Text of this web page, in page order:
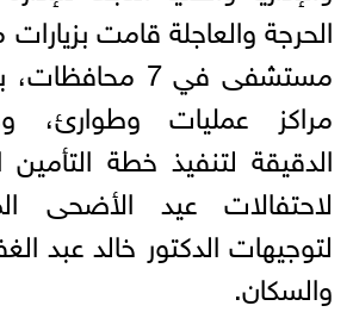
مراكز عمليات وطوارئ،
الدقيقة لتنفيذ خطة
لاحتفالات عيد الأضحى
لتوجيهات الدكتور خالد عبد
والسكان.